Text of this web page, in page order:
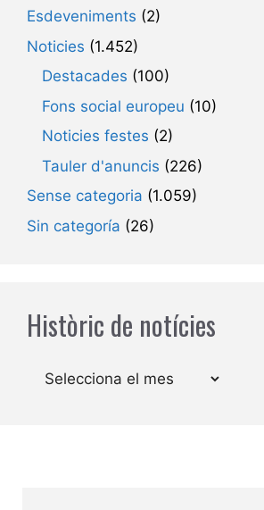
Esdeveniments (2)
Noticies (1.452)
Destacades (100)
Fons social europeu (10)
Noticies festes (2)
Tauler d'anuncis (226)
Sense categoria (1.059)
Sin categoría (26)
Històric de notícies
Arxius